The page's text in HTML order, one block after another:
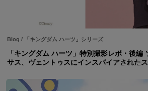
Blog / 「キングダム ハーツ」シリーズ
「キングダム ハーツ」特別撮影レポ・後編
サス、ヴェントゥスにインスパイアされた